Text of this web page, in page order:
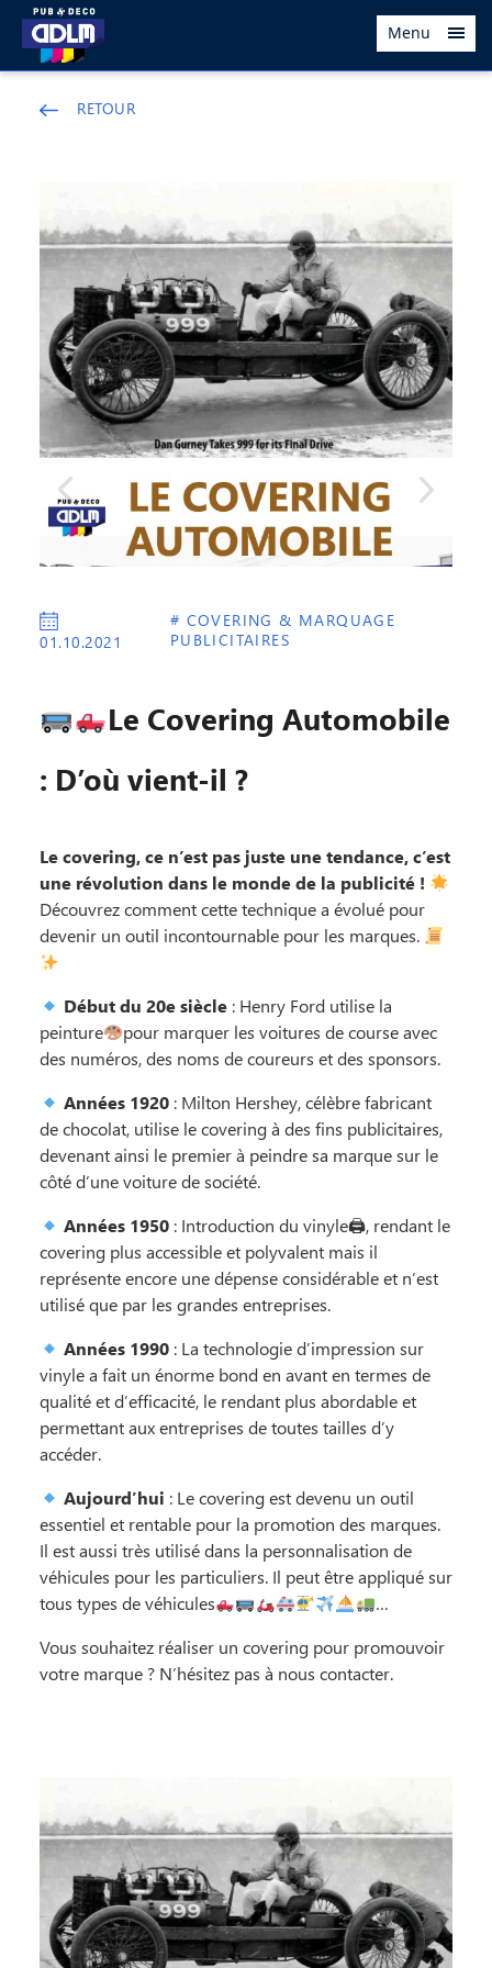
Menu
RETOUR
01.10.2021
# COVERING & MARQUAGE
PUBLICITAIRES
Le Covering Automobile
: D’où vient-il ?
Le covering, ce n’est pas juste une tendance, c’est
une révolution dans le monde de la publicité !
Découvrez comment cette technique a évolué pour
devenir un outil incontournable pour les marques.
Début du 20e siècle : Henry Ford utilise la
peinture
pour marquer les voitures de course avec
des numéros, des noms de coureurs et des sponsors.
Années 1920 : Milton Hershey, célèbre fabricant
de chocolat, utilise le covering à des fins publicitaires,
devenant ainsi le premier à peindre sa marque sur le
côté d’une voiture de société.
Années 1950 : Introduction du vinyle🖨, rendant le
covering plus accessible et polyvalent mais il
représente encore une dépense considérable et n’est
utilisé que par les grandes entreprises.
Années 1990 : La technologie d’impression sur
vinyle a fait un énorme bond en avant en termes de
qualité et d’efficacité, le rendant plus abordable et
permettant aux entreprises de toutes tailles d’y
accéder.
Aujourd’hui : Le covering est devenu un outil
essentiel et rentable pour la promotion des marques.
Il est aussi très utilisé dans la personnalisation de
véhicules pour les particuliers. Il peut être appliqué sur
tous types de véhicules
…
Vous souhaitez réaliser un covering pour promouvoir
votre marque ? N’hésitez pas à nous contacter.